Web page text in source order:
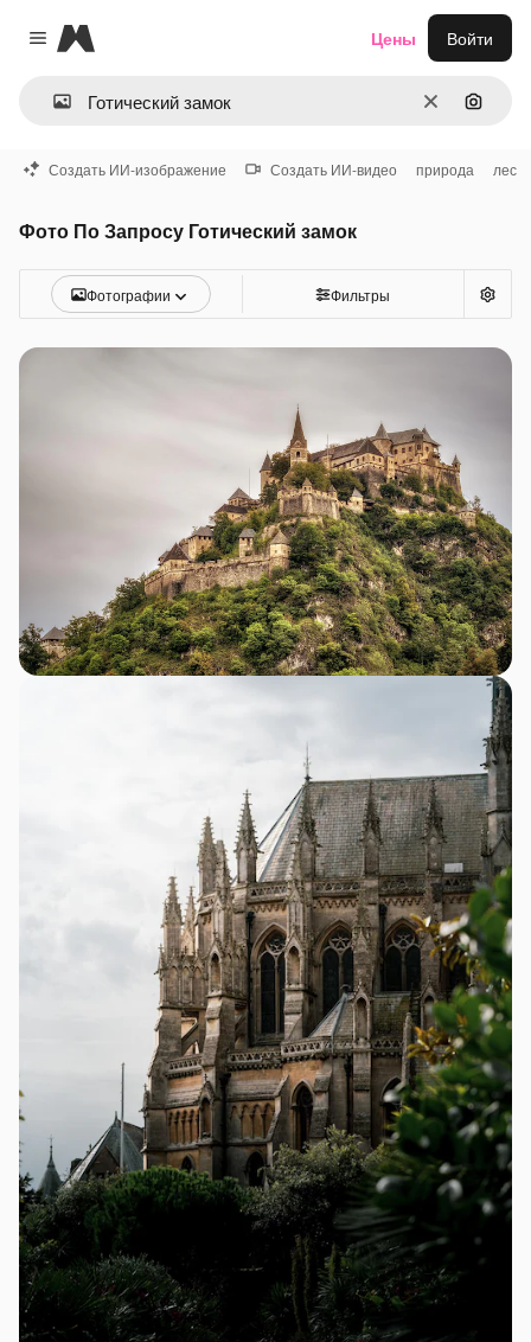
Close menu
Magnific
ОчиститьПоиск
Цены Войти
Создать ИИ-изображение Создать ИИ-видео природа лес
Фото По Запросу Готический замок
Фотографии Фильтры